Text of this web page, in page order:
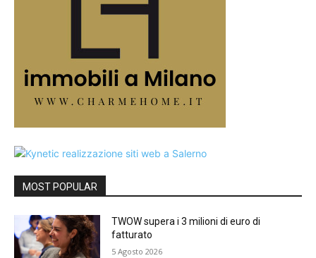
MOST POPULAR
TWOW supera i 3 milioni di euro di
fatturato
5 Agosto 2026